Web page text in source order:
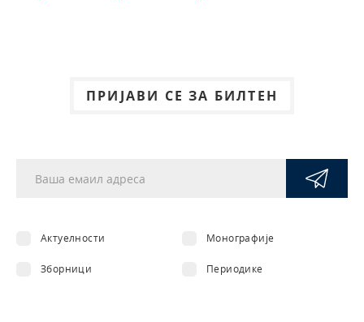
ПРИЈАВИ СЕ ЗА БИЛТЕН
Актуелности Монографије
Зборници Периодике